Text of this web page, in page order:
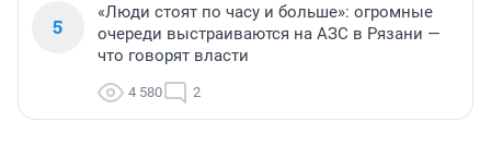
5
«Люди стоят по часу и больше»: огромные
очереди выстраиваются на АЗС в Рязани —
что говорят власти
4 580 2